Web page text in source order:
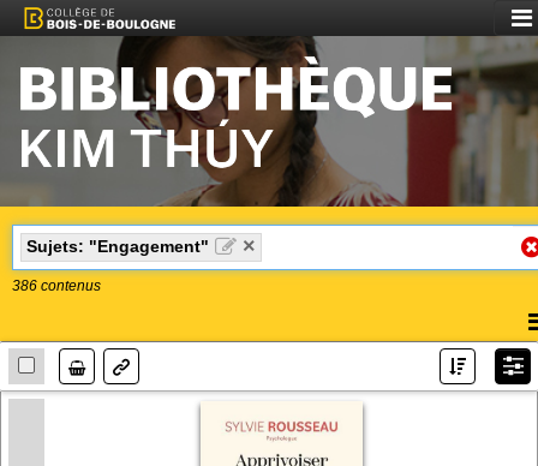
le
Sujets: "Engagement" ×
386 contenus
Lien